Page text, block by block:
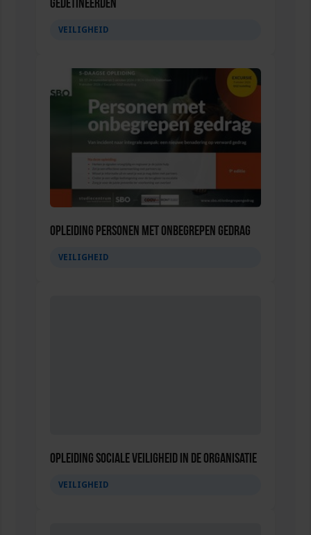
gedetineerden
VEILIGHEID
Opleiding Personen met onbegrepen gedrag
VEILIGHEID
Opleiding Sociale Veiligheid in de Organisatie
VEILIGHEID